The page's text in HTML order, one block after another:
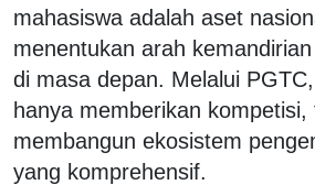
mahasiswa adalah aset
menentukan arah
di masa depan. Melalui
hanya memberikan kompetisi,
membangun ekosistem
yang komprehensif.